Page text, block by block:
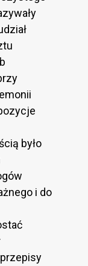
było
i do